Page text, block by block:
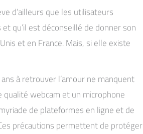
d’ailleurs que les utilisateurs
qu’il est déconseillé de donner son
et en France. Mais, si elle existe
à retrouver l’amour ne manquent
webcam et un microphone
de plateformes en ligne et de
précautions permettent de protéger